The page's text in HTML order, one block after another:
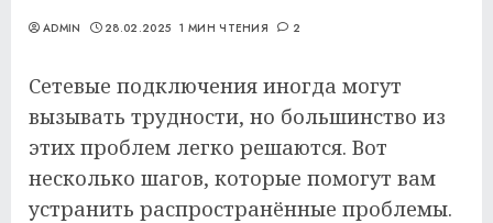
ADMIN 28.02.2025 1 МИН ЧТЕНИЯ 2
Сетевые подключения иногда могут
вызывать трудности, но большинство из
этих проблем легко решаются. Вот
несколько шагов, которые помогут вам
устранить распространённые проблемы.